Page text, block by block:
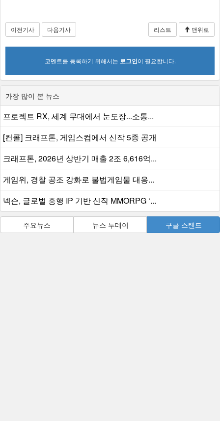
이전기사 다음기사 리스트 맨위로
코멘트를 등록하기 위해서는 로그인이 필요합니다.
가장 많이 본 뉴스
프로젝트 RX, 세계 무대에서 눈도장...소통...
[컨콜] 크래프톤, 게임스컴에서 신작 5종 공개
크래프톤, 2026년 상반기 매출 2조 6,616억...
게임위, 경찰 공조 강화로 불법게임물 대응...
넥슨, 글로벌 흥행 IP 기반 신작 MMORPG ‘...
주요뉴스 뉴스 투데이 구글 스탠드